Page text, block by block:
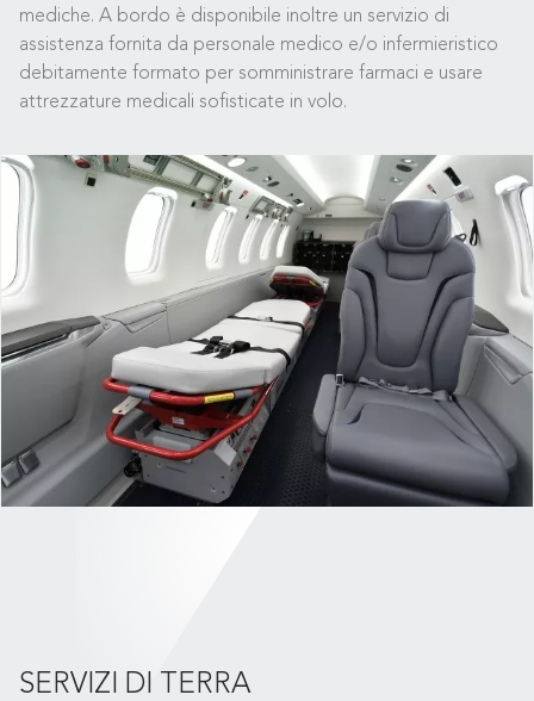
mediche. A bordo è disponibile inoltre un servizio di
assistenza fornita da personale medico e/o infermieristico
debitamente formato per somministrare farmaci e usare
attrezzature medicali sofisticate in volo.
SERVIZI DI TERRA